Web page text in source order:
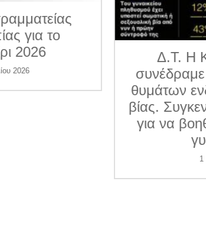
το
Δ.Τ. Η
συνέδραμε 7
θυμάτων
βίας.
για να
1 Ιουλίου